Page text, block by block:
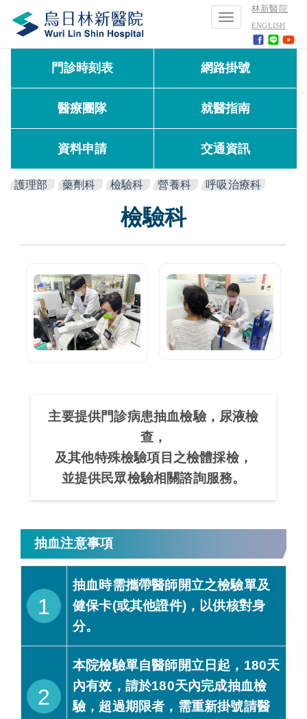
林新醫院
ENGLISH
Toggle
navigation
門診時刻表 網路掛號
醫療團隊 就醫指南
資料申請 交通資訊
護理部 藥劑科 檢驗科 營養科 呼吸治療科
檢驗科
主要提供門診病患抽血檢驗，尿液檢
查，
及其他特殊檢驗項目之檢體採檢，
並提供民眾檢驗相關諮詢服務。
抽血注意事項
1
抽血時需攜帶醫師開立之檢驗單及
健保卡(或其他證件)，以供核對身
分。
2
本院檢驗單自醫師開立日起，180天
內有效，請於180天內完成抽血檢
驗，超過期限者，需重新掛號請醫